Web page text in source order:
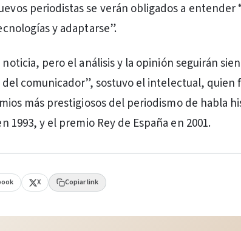
periodistas se verán obligados a entender
y adaptarse”.
pero el análisis y la opinión seguirán
comunicador”, sostuvo el intelectual, quien
más prestigiosos del periodismo de habla
1993, y el premio Rey de España en 2001.
X Copiar link